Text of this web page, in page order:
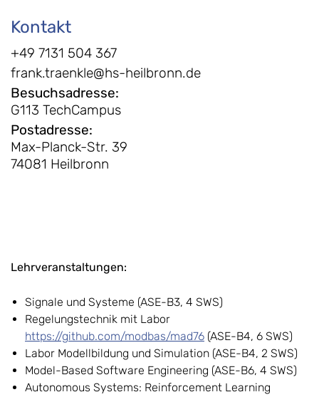
Kontakt
+49 7131 504 367
frank.traenkle@hs-heilbronn.de
Besuchsadresse:
G113 TechCampus
Postadresse:
Max-Planck-Str. 39
74081 Heilbronn
Lehrveranstaltungen:
Signale und Systeme (ASE-B3, 4 SWS)
Regelungstechnik mit Labor
https://github.com/modbas/mad76 (ASE-B4, 6 SWS)
Labor Modellbildung und Simulation (ASE-B4, 2 SWS)
Model-Based Software Engineering (ASE-B6, 4 SWS)
Autonomous Systems: Reinforcement Learning